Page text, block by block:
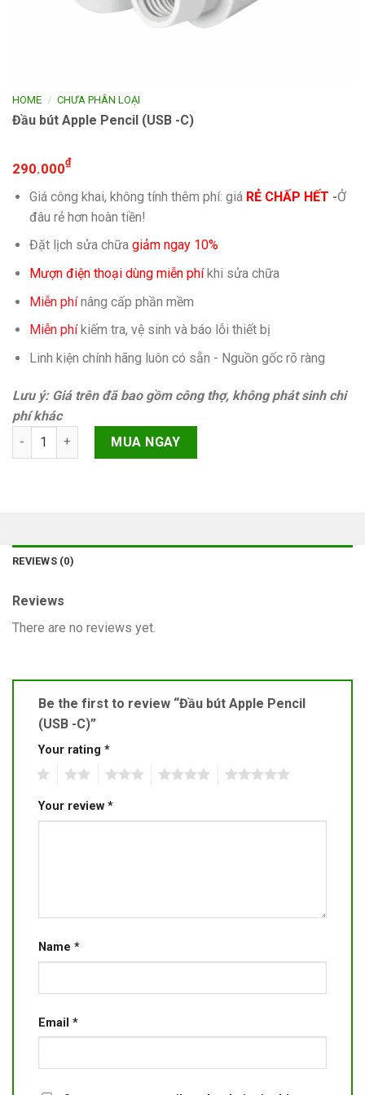
HOME / CHƯA PHÂN LOẠI
Đầu bút Apple Pencil (USB -C)
290.000₫
Giá công khai, không tính thêm phí: giá RẺ CHẤP HẾT -Ở
đâu rẻ hơn hoàn tiền!
Đặt lịch sửa chữa giảm ngay 10%
Mượn điện thoại dùng miễn phíkhi sửa chữa
Miễn phínâng cấp phần mềm
Miễn phíkiếm tra, vệ sinh và báo lỗi thiết bị
Linh kiện chính hãng luôn có sẵn - Nguồn gốc rõ ràng
Lưu ý: Giá trên đã bao gồm công thợ, không phát sinh chi
phí khác
Đầu bút Apple Pencil (USB -C) quantity
MUA NGAY
REVIEWS (0)
Reviews
There are no reviews yet.
Be the first to review “Đầu bút Apple Pencil
(USB -C)”
Your rating *
Your review *
Name *
Email *